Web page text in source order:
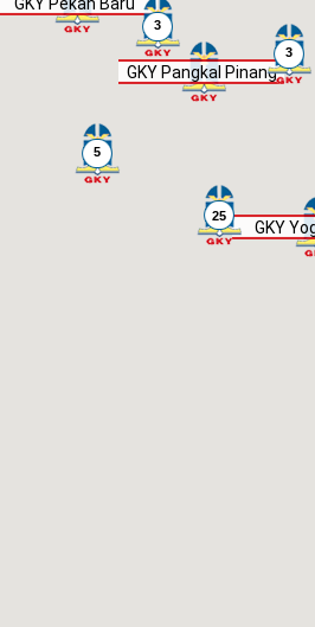
GKY
GKY Pangkal Pinang
25
5
3
3